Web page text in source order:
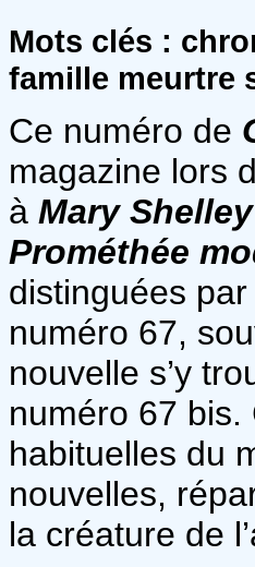
Mots clés :
famille meurtre
Ce numéro de
magazine lors
à Mary Shelley
Prométhée
distinguées
numéro 67,
nouvelle s’y
numéro 67
habituelles du
nouvelles,
la créature de